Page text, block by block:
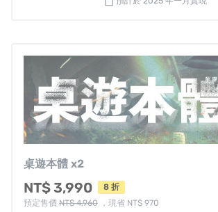
我們無意美化戰爭。遊戲的開發初衷，是
底，在原創開發不易的現在，推出一款有
的遊戲。
在這個時空，台灣是怎麼走到這一
桌遊本體 x2
NT$ 3,990
8 折
預定售價 NT$ 4,960 ，現省 NT$ 970